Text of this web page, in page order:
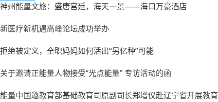
神州能量文旅：盛唐宫廷，海天一景——海口万豪酒店
新医疗新机遇高峰论坛成功举办
拒绝被定义，全职妈妈如何活出“另亿种”可能
关于邀请正能量人物接受“光点能量” 专访活动的函
能量中国邀教育部基础教育司原副司长郑增仪赴辽宁省开展教